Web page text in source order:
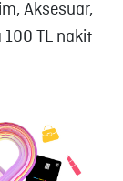
Aksesuar,
100 TL nakit